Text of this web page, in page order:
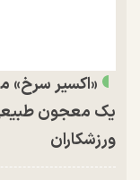
«اکسیر سرخ»
یک معجون طبیعی
ورزشکاران